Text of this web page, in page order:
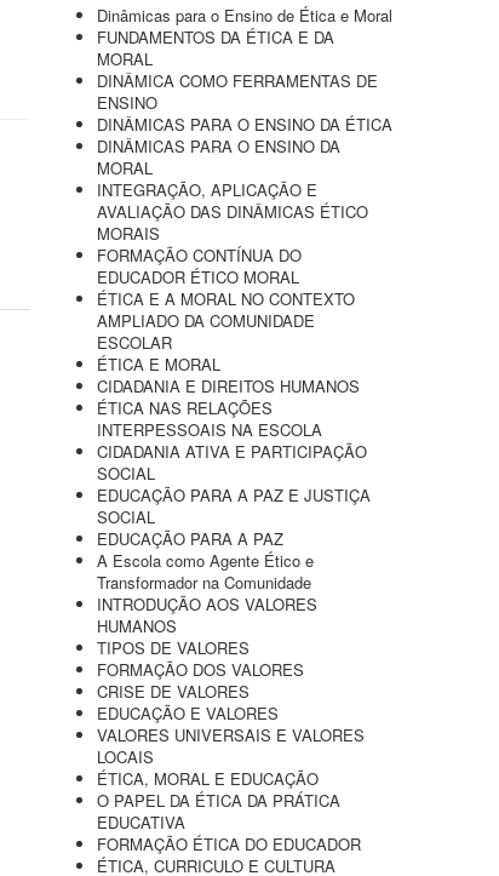
Dinâmicas para o Ensino de Ética e Moral
FUNDAMENTOS DA ÉTICA E DA
MORAL
DINÂMICA COMO FERRAMENTAS DE
ENSINO
DINÂMICAS PARA O ENSINO DA ÉTICA
DINÂMICAS PARA O ENSINO DA
MORAL
INTEGRAÇÃO, APLICAÇÃO E
AVALIAÇÃO DAS DINÂMICAS ÉTICO
MORAIS
FORMAÇÃO CONTÍNUA DO
EDUCADOR ÉTICO MORAL
ÉTICA E A MORAL NO CONTEXTO
AMPLIADO DA COMUNIDADE
ESCOLAR
ÉTICA E MORAL
CIDADANIA E DIREITOS HUMANOS
ÉTICA NAS RELAÇÕES
INTERPESSOAIS NA ESCOLA
CIDADANIA ATIVA E PARTICIPAÇÃO
SOCIAL
EDUCAÇÃO PARA A PAZ E JUSTIÇA
SOCIAL
EDUCAÇÃO PARA A PAZ
A Escola como Agente Ético e
Transformador na Comunidade
INTRODUÇÃO AOS VALORES
HUMANOS
TIPOS DE VALORES
FORMAÇÃO DOS VALORES
CRISE DE VALORES
EDUCAÇÃO E VALORES
VALORES UNIVERSAIS E VALORES
LOCAIS
ÉTICA, MORAL E EDUCAÇÃO
O PAPEL DA ÉTICA DA PRÁTICA
EDUCATIVA
FORMAÇÃO ÉTICA DO EDUCADOR
ÉTICA, CURRICULO E CULTURA